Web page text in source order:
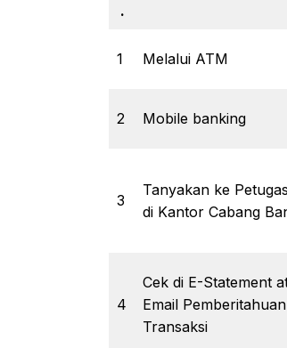
.
1 Melalui ATM
2 Mobile banking
3
Tanyakan ke
di Kantor Cabang
4
Cek di E-Statement
Email Pemberitahuan
Transaksi